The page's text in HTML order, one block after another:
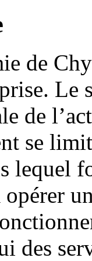
de
Le
de
se
lequel
opérer
des